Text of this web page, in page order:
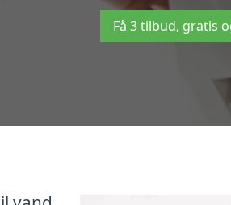
Få 3 tilbud, gratis